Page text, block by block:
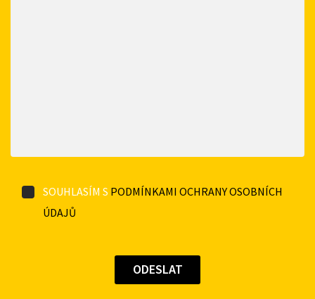
SOUHLASÍM S PODMÍNKAMI OCHRANY OSOBNÍCH
ÚDAJŮ